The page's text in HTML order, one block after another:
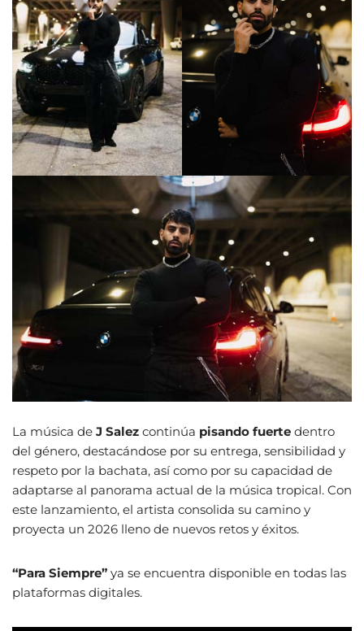
La música de J Salez continúa pisando fuerte dentro
del género, destacándose por su entrega, sensibilidad y
respeto por la bachata, así como por su capacidad de
adaptarse al panorama actual de la música tropical. Con
este lanzamiento, el artista consolida su camino y
proyecta un 2026 lleno de nuevos retos y éxitos.
“Para Siempre” ya se encuentra disponible en todas las
plataformas digitales.